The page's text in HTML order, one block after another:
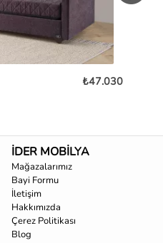
₺47.030
İDER MOBİLYA
Mağazalarımız
Bayi Formu
İletişim
Hakkımızda
Çerez Politikası
Blog